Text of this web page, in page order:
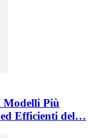
Più
ed Efficienti del…